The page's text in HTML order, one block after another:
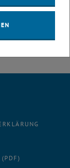
1 MB
(PDF)